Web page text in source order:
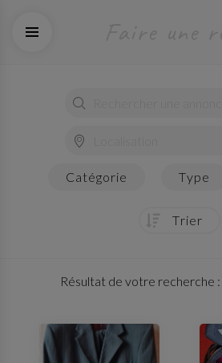
catégorie type
trier
Résultat de votre recherche :